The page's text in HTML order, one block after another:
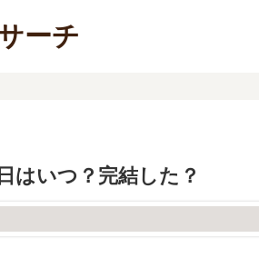
ーチ
はいつ？完結した？